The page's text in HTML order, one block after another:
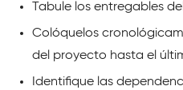
Tabule los entregables
Colóquelos
del proyecto hasta el
Identifique las